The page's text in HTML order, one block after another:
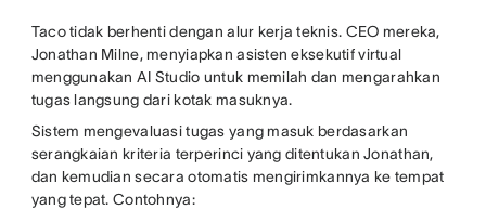
Taco tidak berhenti dengan alur kerja teknis. CEO mereka,
Jonathan Milne, menyiapkan asisten eksekutif virtual
menggunakan AI Studio untuk memilah dan mengarahkan
tugas langsung dari kotak masuknya.
Sistem mengevaluasi tugas yang masuk berdasarkan
serangkaian kriteria terperinci yang ditentukan Jonathan,
dan kemudian secara otomatis mengirimkannya ke tempat
yang tepat. Contohnya: